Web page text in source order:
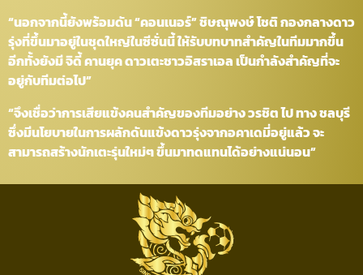
“นอกจากนี้ยังพร้อมดัน “คอนเนอร์” ชิษณุพงษ์ โชติ กองกลางดาว
รุ่งที่ขึ้นมาอยู่ในชุดใหญ่ในซีซั่นนี้ ให้รับบทบาทสำคัญในทีมมากขึ้น
อีกทั้งยังมี จิดี้ คานยุค ดาวเตะชาวอิสราเอล เป็นกำลังสำคัญที่จะ
อยู่กับทีมต่อไป”
“จึงเชื่อว่าการเสียแข้งคนสำคัญของทีมอย่าง วรชิต ไป ทาง ชลบุรี
ซึ่งมีนโยบายในการผลักดันแข้งดาวรุ่งจากอคาเดมี่อยู่แล้ว จะ
สามารถสร้างนักเตะรุ่นใหม่ๆ ขึ้นมาทดแทนได้อย่างแน่นอน”